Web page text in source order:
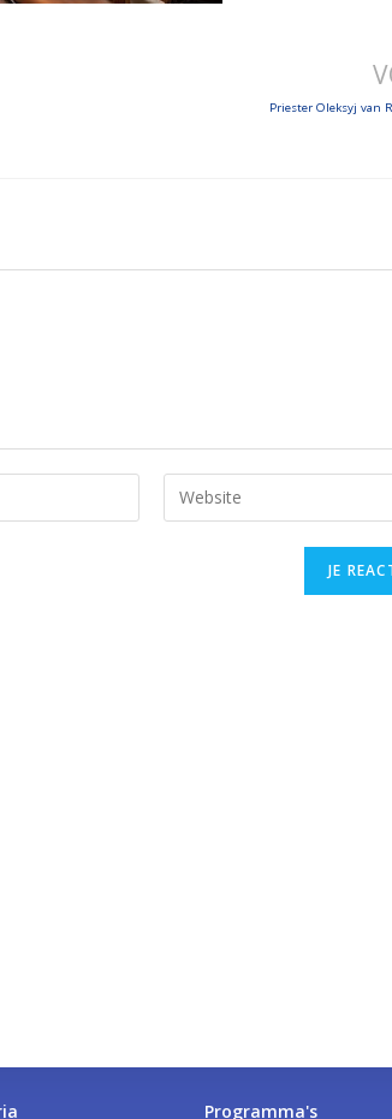
Priester Oleksyj van
Programma's